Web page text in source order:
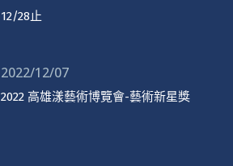
12/28止
2022/12/07
2022 高雄漾藝術博覽會-藝術新星獎